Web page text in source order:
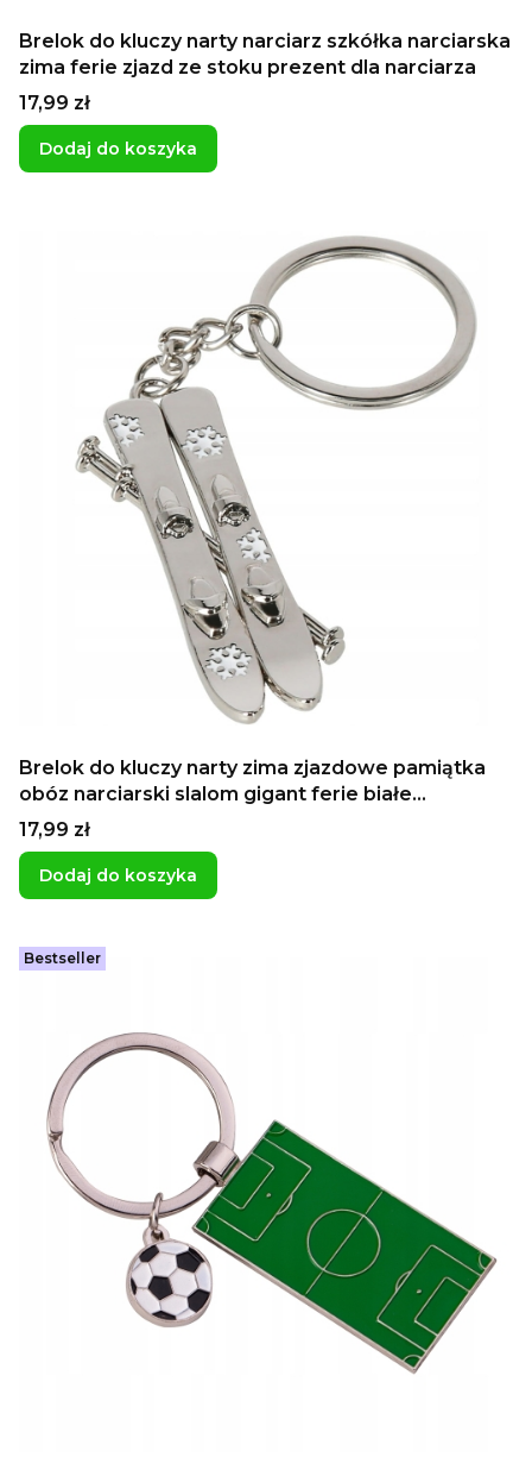
Brelok do kluczy narty narciarz szkółka narciarska
zima ferie zjazd ze stoku prezent dla narciarza
Cena
17,99 zł
Dodaj do koszyka
Brelok do kluczy narty zima zjazdowe pamiątka
obóz narciarski slalom gigant ferie białe
szaleństwo
Cena
17,99 zł
Dodaj do koszyka
Bestseller